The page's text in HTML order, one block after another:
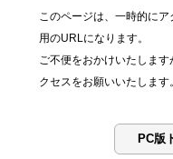
このページは、一時的に
用のURLになります。
ご不便をおかけいたしま
クセスをお願いいたします。
PC版